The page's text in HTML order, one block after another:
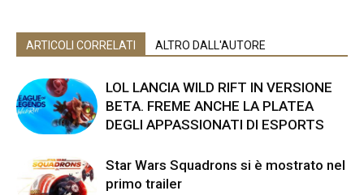
ARTICOLI CORRELATI ALTRO DALL'AUTORE
LOL LANCIA WILD RIFT IN VERSIONE
BETA. FREME ANCHE LA PLATEA
DEGLI APPASSIONATI DI ESPORTS
Star Wars Squadrons si è mostrato nel
primo trailer